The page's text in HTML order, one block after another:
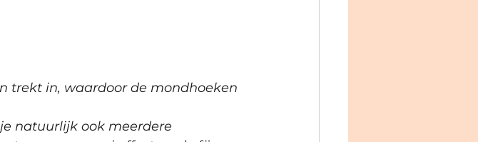
trekt in, waardoor de mondhoeken
natuurlijk ook meerdere